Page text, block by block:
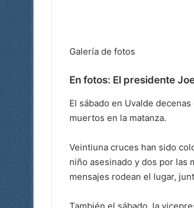
Galería de fotos
En fotos: El presidente
El sábado en Uvalde
muertos en la matanza.
Veintiuna cruces han sido
niño asesinado y dos por las
mensajes rodean el lugar,